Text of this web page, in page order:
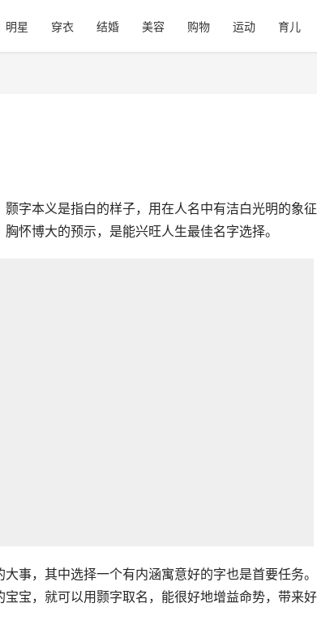
明星 穿衣 结婚 美容 购物 运动 育儿
字本义是指白的样子，用在人名中有洁白光明的象
怀博大的预示，是能兴旺人生最佳名字选择。
事，其中选择一个有内涵寓意好的字也是首要任务
宝，就可以用颢字取名，能很好地增益命势，带来好